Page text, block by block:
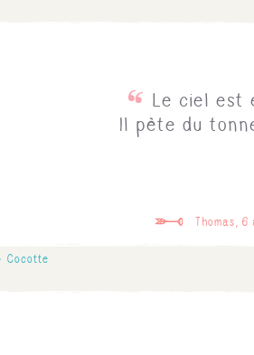
Le ciel est
Il pète du
Thomas, 6
Cocotte